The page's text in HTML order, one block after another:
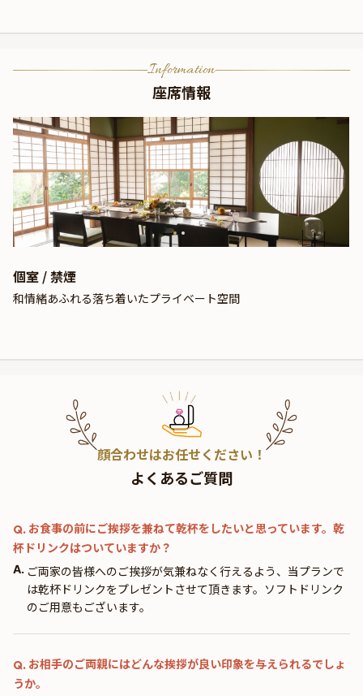
Information
座席情報
個室 / 禁煙
和情緒あふれる落ち着いたプライベート空間
顔合わせはお任せください！
よくあるご質問
Q. お食事の前にご挨拶を兼ねて乾杯をしたいと思っています。乾
杯ドリンクはついていますか？
A. ご両家の皆様へのご挨拶が気兼ねなく行えるよう、当プランで
は乾杯ドリンクをプレゼントさせて頂きます。ソフトドリンク
のご用意もございます。
Q. お相手のご両親にはどんな挨拶が良い印象を与えられるでしょ
うか。